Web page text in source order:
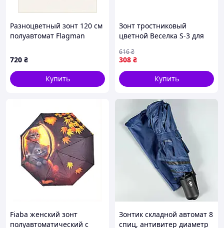
Разноцветный зонт 120 см
полуавтомат Flagman
720 ₴
Купить
Зонт тростниковый
цветной Веселка S-3 для
легкий и компактный
308 ₴
616₴
Купить
Fiaba женский зонт
полуавтоматический с
Зонтик складной автомат 8
спиц, антивитер диаметр